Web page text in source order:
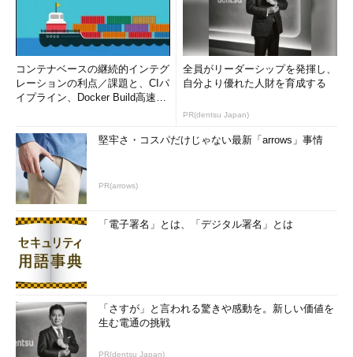
コンテナベースの継続的インテグ
レーションの利点／課題と、CIパ
イプライン、Docker Build高速化
全員がリーダーシップを発揮し、
自分より優れた人財を育成する
PR(dentsu Japan)
堅牢さ・コスパだけじゃない最新「arrows」事情
PR(arrows)
「電子署名」とは、「デジタル署名」とは
「さすが」と言われる驚きや感動を。新しい価値を
生む電通の挑戦
PR(dentsu Japan)